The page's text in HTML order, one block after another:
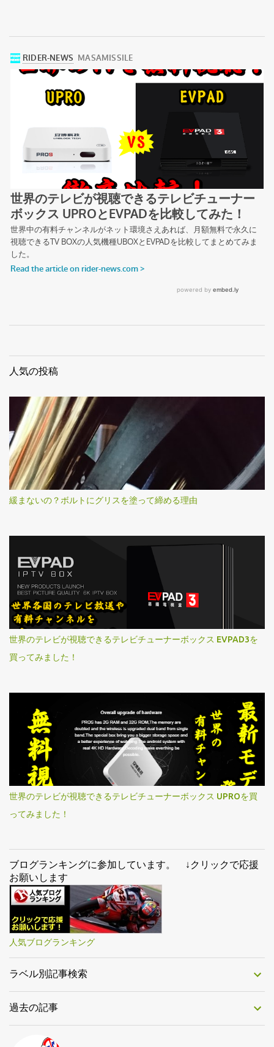
人気の投稿
緩まないの？ボルトにグリスを塗って締める理由
世界のテレビが視聴できるテレビチューナーボックス EVPAD3を
買ってみました！
世界のテレビが視聴できるテレビチューナーボックス UPROを買
ってみました！
ブログランキングに参加しています。 ↓クリックで応援
お願いします
人気ブログランキング
ラベル別記事検索
過去の記事